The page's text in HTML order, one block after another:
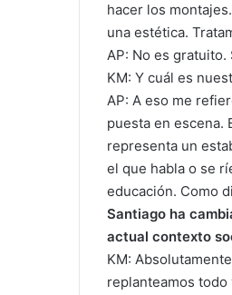
hacer los
una estética.
AP: No es
KM: Y cuál es
AP: A eso me
puesta en escena.
representa un
el que habla o se
educación. Como
Santiago ha
actual contexto
KM:
replanteamos todo